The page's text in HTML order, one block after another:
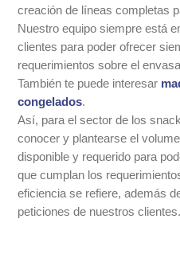
creación de líneas completas
Nuestro equipo siempre está
clientes para poder ofrecer
requerimientos sobre el
También te puede interesar
congelados.
Así, para el sector de los
conocer y plantearse el
disponible y requerido para
que cumplan los
eficiencia se refiere, además
peticiones de nuestros clientes.